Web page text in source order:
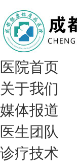
医院首页
关于我们
媒体报道
医生团队
诊疗技术